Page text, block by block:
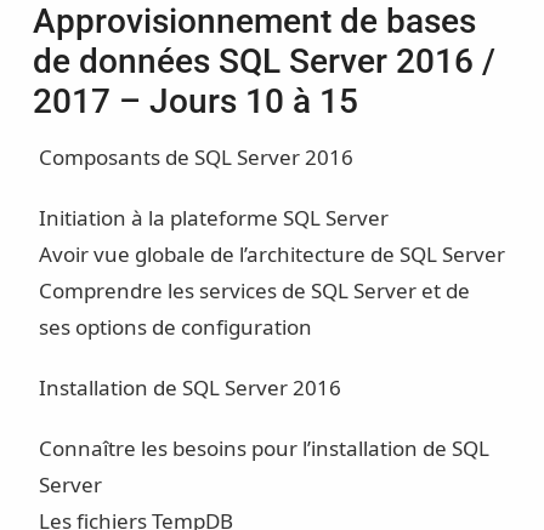
Approvisionnement de bases
de données SQL Server 2016 /
2017 – Jours 10 à 15
Composants de SQL Server 2016
Initiation à la plateforme SQL Server
Avoir vue globale de l’architecture de SQL Server
Comprendre les services de SQL Server et de
ses options de configuration
Installation de SQL Server 2016
Connaître les besoins pour l’installation de SQL
Server
Les fichiers TempDB